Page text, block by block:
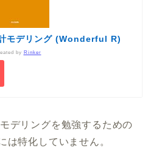
モデリング (Wonderful R)
by Rinker
デリングを勉強するための
は特化していません。